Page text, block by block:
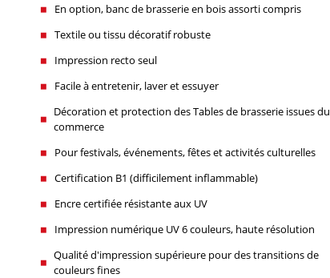
En option, banc de brasserie en bois assorti compris
Textile ou tissu décoratif robuste
Impression recto seul
Facile à entretenir, laver et essuyer
Décoration et protection des Tables de brasserie issues du
commerce
Pour festivals, événements, fêtes et activités culturelles
Certification B1 (difficilement inflammable)
Encre certifiée résistante aux UV
Impression numérique UV 6 couleurs, haute résolution
Qualité d'impression supérieure pour des transitions de
couleurs fines